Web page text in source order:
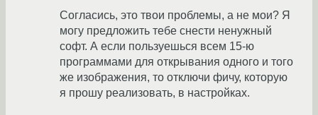
Согласись, это твои проблемы, а не мои? Я
могу предложить тебе снести ненужный
софт. А если пользуешься всем 15-ю
программами для открывания одного и того
же изображения, то отключи фичу, которую
я прошу реализовать, в настройках.